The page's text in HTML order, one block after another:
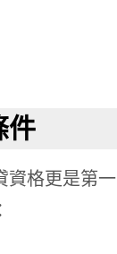
件
資格更是第一